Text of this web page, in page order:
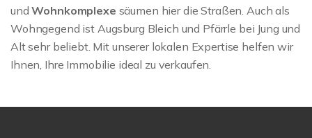
undWohnkomplexe säumen hier die Straßen. Auch als
Wohngegend ist Augsburg Bleich und Pfärrle bei Jung und
Alt sehr beliebt. Mit unserer lokalen Expertise helfen wir
Ihnen, Ihre Immobilie ideal zu verkaufen.